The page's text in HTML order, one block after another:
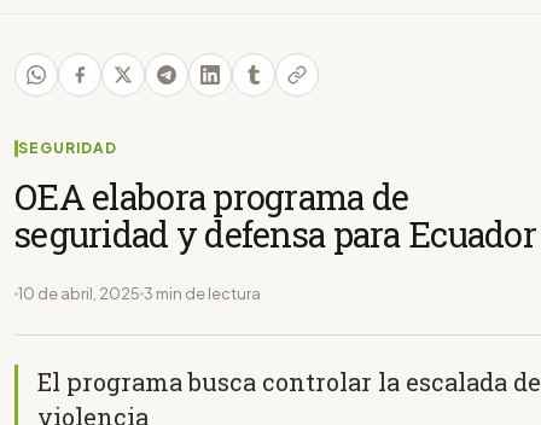
SEGURIDAD
OEA elabora programa de
seguridad y defensa para Ecuador
10 de abril, 2025 3 min de lectura
El programa busca controlar la escalada de
violencia